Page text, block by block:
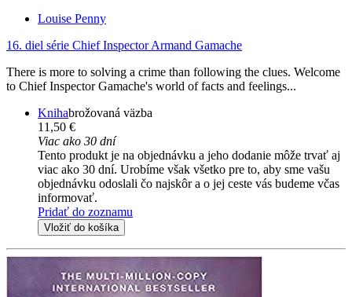
Louise Penny
16. diel série Chief Inspector Armand Gamache
There is more to solving a crime than following the clues. Welcome
to Chief Inspector Gamache's world of facts and feelings...
Knihabrožovaná väzba
11,50 €
Viac ako 30 dní
Tento produkt je na objednávku a jeho dodanie môže trvať aj
viac ako 30 dní. Urobíme však všetko pre to, aby sme vašu
objednávku odoslali čo najskôr a o jej ceste vás budeme včas
informovať.
Pridať do zoznamu
Vložiť do košíka